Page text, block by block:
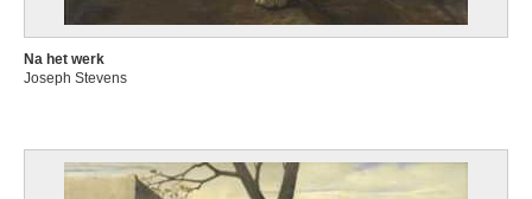
Na het werk
Joseph Stevens